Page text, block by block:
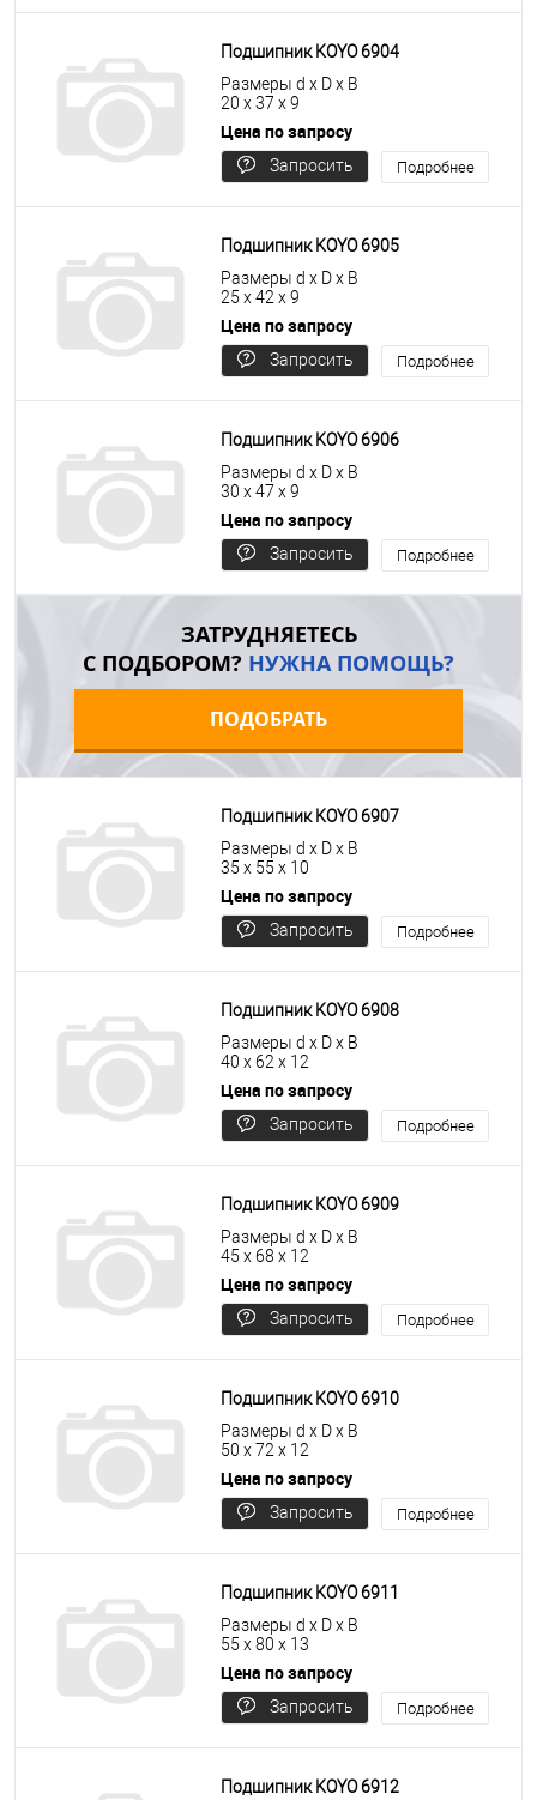
Подшипник KOYO 6904
Размеры d x D x B
20 x 37 x 9
Цена по запросу
Запросить
Подробнее
Подшипник KOYO 6905
Размеры d x D x B
25 x 42 x 9
Цена по запросу
Запросить
Подробнее
Подшипник KOYO 6906
Размеры d x D x B
30 x 47 x 9
Цена по запросу
Запросить
Подробнее
ЗАТРУДНЯЕТЕСЬ
С ПОДБОРОМ? НУЖНА ПОМОЩЬ?
ПОДОБРАТЬ
Подшипник KOYO 6907
Размеры d x D x B
35 x 55 x 10
Цена по запросу
Запросить
Подробнее
Подшипник KOYO 6908
Размеры d x D x B
40 x 62 x 12
Цена по запросу
Запросить
Подробнее
Подшипник KOYO 6909
Размеры d x D x B
45 x 68 x 12
Цена по запросу
Запросить
Подробнее
Подшипник KOYO 6910
Размеры d x D x B
50 x 72 x 12
Цена по запросу
Запросить
Подробнее
Подшипник KOYO 6911
Размеры d x D x B
55 x 80 x 13
Цена по запросу
Запросить
Подробнее
Подшипник KOYO 6912